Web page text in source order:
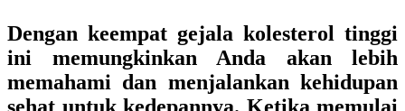
Dengan keempat gejala kolesterol tinggi
ini memungkinkan Anda akan lebih
memahami dan menjalankan kehidupan